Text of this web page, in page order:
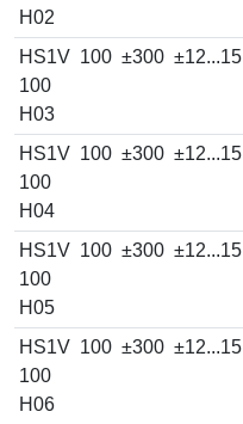
H02
HS1V
100
H03
100 ±300 ±12...15
HS1V
100
H04
100 ±300 ±12...15
HS1V
100
H05
100 ±300 ±12...15
HS1V
100
H06
100 ±300 ±12...15